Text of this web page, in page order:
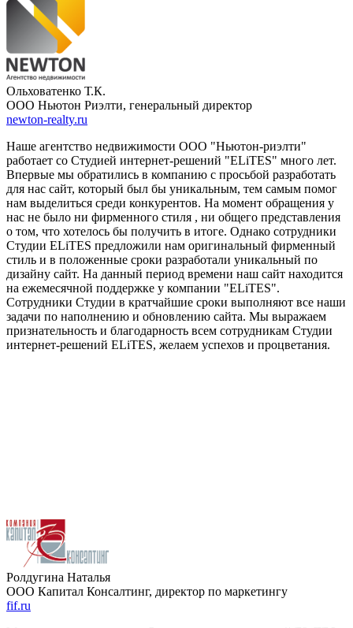
Ольховатенко Т.К.
ООО Ньютон Риэлти, генеральный директор
newton-realty.ru
Наше агентство недвижимости ООО "Ньютон-риэлти"
работает со Студией интернет-решений "ELiTES" много лет.
Впервые мы обратились в компанию с просьбой разработать
для нас сайт, который был бы уникальным, тем самым помог
нам выделиться среди конкурентов. На момент обращения у
нас не было ни фирменного стиля , ни общего представления
о том, что хотелось бы получить в итоге. Однако сотрудники
Студии ELiTES предложили нам оригинальный фирменный
стиль и в положенные сроки разработали уникальный по
дизайну сайт. На данный период времени наш сайт находится
на ежемесячной поддержке у компании "ELiTES".
Сотрудники Cтудии в кратчайшие сроки выполняют все наши
задачи по наполнению и обновлению сайта. Мы выражаем
признательность и благодарность всем сотрудникам Cтудии
интернет-решений ELiTES, желаем успехов и процветания.
Ролдугина Наталья
ООО Капитал Консалтинг, директор по маркетингу
fif.ru